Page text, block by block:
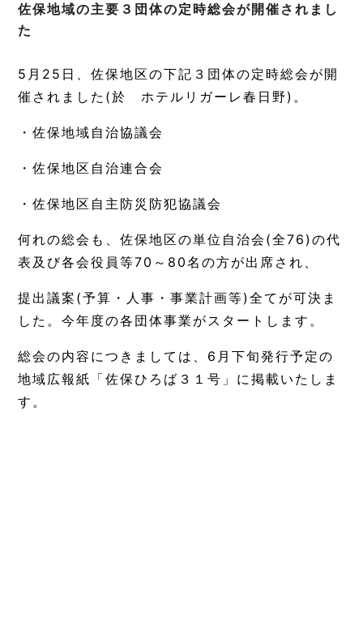
佐保地域の主要３団体の定時総会が開催されまし
た
5月25日、佐保地区の下記３団体の定時総会が開
催されました(於 ホテルリガーレ春日野)。
・佐保地域自治協議会
・佐保地区自治連合会
・佐保地区自主防災防犯協議会
何れの総会も、佐保地区の単位自治会(全76)の代
表及び各会役員等70～80名の方が出席され、
提出議案(予算・人事・事業計画等)全てが可決ま
した。今年度の各団体事業がスタートします。
総会の内容につきましては、6月下旬発行予定の
地域広報紙「佐保ひろば３１号」に掲載いたしま
す。